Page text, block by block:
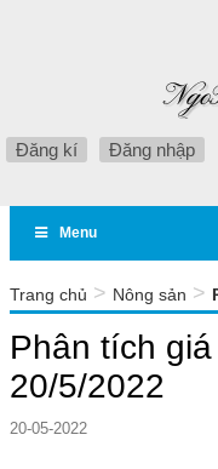
Đăng kí Đăng nhập
Menu
Trang chủ > Nông sản >
Phân tích
20/5/2022
20-05-2022